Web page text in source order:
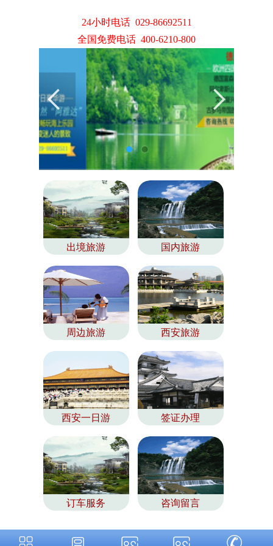
24小时电话 029-86692511
全国免费电话 400-6210-800
出境旅游 国内旅游
周边旅游 西安旅游
西安一日游 签证办理
订车服务 咨询留言